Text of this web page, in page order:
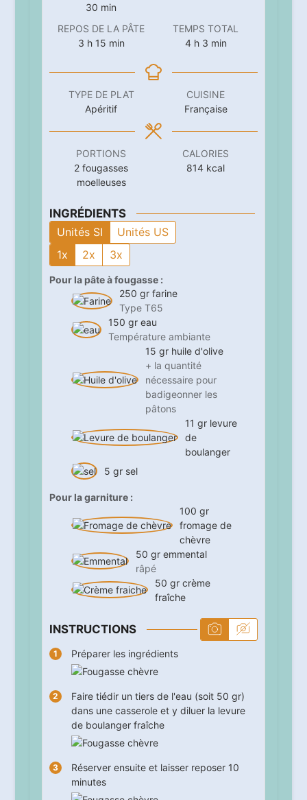
30 minutes
min
REPOS DE LA PÂTE
3heures
h 15minutes
min
TEMPS TOTAL
4heures
h 3minutes
min
TYPE DE PLAT
Apéritif
CUISINE
Française
PORTIONS
2 fougasses
moelleuses
CALORIES
814 kcal
INGRÉDIENTS
Unités SI
Unités US
1x
2x 3x
Pour la pâte à fougasse :
250 gr farine
Type T65
150 gr eau
Température ambiante
15 gr huile d'olive
+ la quantité
nécessaire pour
badigeonner les
pâtons
11 gr levure
de
boulanger
5 gr sel
Pour la garniture :
100 gr
fromage de
chèvre
50 gr emmental
râpé
50 gr crème
fraîche
INSTRUCTIONS
Préparer les ingrédients
Faire tiédir un tiers de l'eau (soit 50 gr)
dans une casserole et y diluer la levure
de boulanger fraîche
Réserver ensuite et laisser reposer 10
minutes